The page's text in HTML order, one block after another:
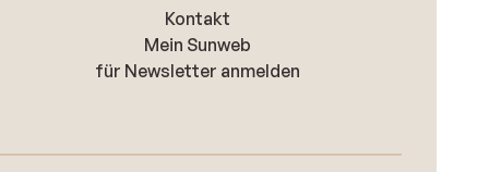
Kontakt
Mein Sunweb
für Newsletter anmelden